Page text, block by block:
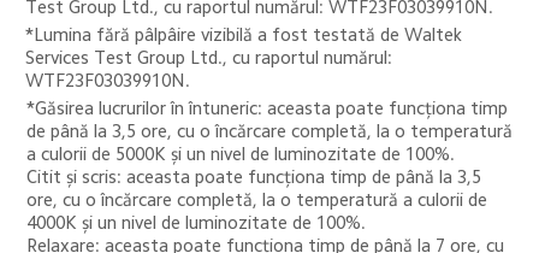
Test Group Ltd., cu raportul numărul: WTF23F03039910N.
*Lumina fără pâlpâire vizibilă a fost testată de Waltek
Services Test Group Ltd., cu raportul numărul:
WTF23F03039910N.
*Găsirea lucrurilor în întuneric: aceasta poate funcționa timp
de până la 3,5 ore, cu o încărcare completă, la o temperatură
a culorii de 5000K și un nivel de luminozitate de 100%.
Citit și scris: aceasta poate funcționa timp de până la 3,5
ore, cu o încărcare completă, la o temperatură a culorii de
4000K și un nivel de luminozitate de 100%.
Relaxare: aceasta poate funcționa timp de până la 7 ore, cu